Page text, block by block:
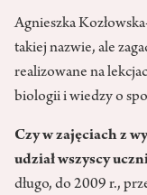
Agnieszka
takiej nazwie, ale
realizowane na
biologii i wiedzy o
Czy w zajęciach z
udział wszyscy
długo, do 2009 r.,